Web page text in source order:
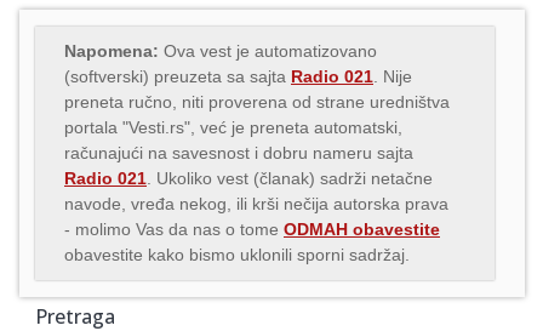
Napomena: Ova vest je automatizovano
(softverski) preuzeta sa sajta Radio 021 . Nije
preneta ručno, niti proverena od strane uredništva
portala "Vesti.rs", već je preneta automatski,
računajući na savesnost i dobru nameru sajta
Radio 021 . Ukoliko vest (članak) sadrži netačne
navode, vređa nekog, ili krši nečija autorska prava
- molimo Vas da nas o tome ODMAH obavestite
obavestite kako bismo uklonili sporni sadržaj.
Pretraga